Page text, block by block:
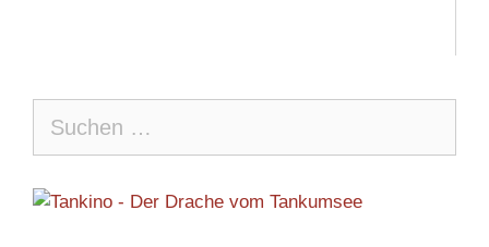
nach: